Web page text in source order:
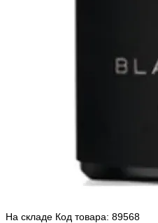
На складе Код товара: 89568